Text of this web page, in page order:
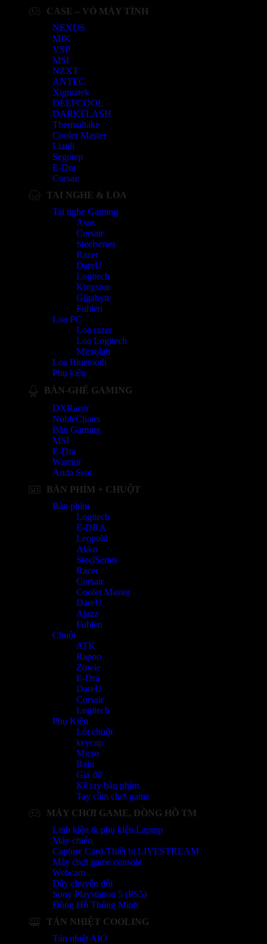
CASE – VỎ MÁY TÍNH
NEXUS
MIK
VSP
MSI
NZXT
ANTEC
Xigmatek
DEEPCOOL
DARKFLASH
Thermaltake
Cooler Master
Lianli
Segotep
E-Dra
Corsair
TAI NGHE & LOA
Tai nghe Gaming
Asus
Corsair
Steelseries
Razer
DareU
Logitech
Kingston
Gigabyte
Fuhlen
Loa PC
Loa razer
Loa Logitech
Microlab
Loa Bluetooth
Phụ kiện
BÀN-GHẾ GAMING
DXRacer
NobleChairs
Bàn Gaming
MSI
E-Dra
Warrior
Anda Seat
BÀN PHÍM + CHUỘT
Bàn phím
Logitech
E-DRA
Leopold
Akko
SteelSeries
Razer
Corsair
Cooler Master
DareU
Ajazz
Fuhlen
Chuột
ATK
Rapoo
Zowie
E-Dra
DareU
Corsair
Logitech
Phụ Kiện
Lót chuột
keycap
Micro
Balo
Giá đỡ
Kê tay bàn phím
Tay cầm chơi game
MÁY CHƠI GAME, ĐỒNG HỒ TM
Linh kiện & phụ kiện Laptop
Máy chiếu
Capture Card-Thiết bị LIVESTREAM
Máy chơi game console
Webcam
Dây chuyển đổi
Sony Playstation 5 (PS5)
Đồng Hồ Thông Minh
TẢN NHIỆT COOLING
Tản nhiệt AIO